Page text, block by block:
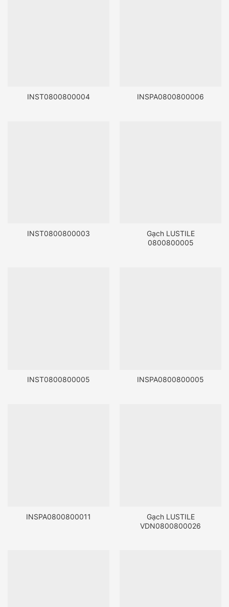
INST0800800004 INSPA0800800006
INST0800800003
Gạch LUSTILE
0800800005
INST0800800005 INSPA0800800005
INSPA0800800011
Gạch LUSTILE
VDN0800800026